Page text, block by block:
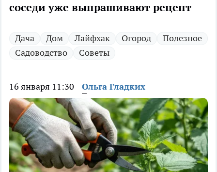
соседи уже выпрашивают рецепт
Дача Дом Лайфхак Огород
Полезное
Садоводство
Советы
16 января 11:30 Ольга Гладких